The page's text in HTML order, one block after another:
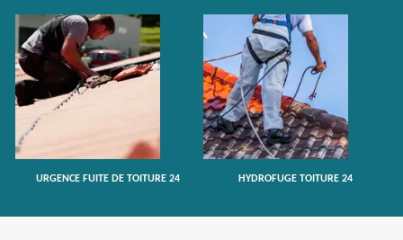
URGENCE FUITE DE TOITURE 24 HYDROFUGE TOITURE 24